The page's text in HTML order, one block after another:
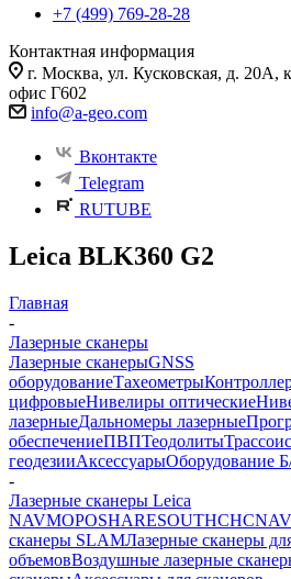
+7 (499) 769-28-28
Контактная информация
г. Москва, ул. Кусковская, д. 20А,
офис Г602
info@a-geo.com
Вконтакте
Telegram
RUTUBE
Leica BLK360 G2
Главная
-
Лазерные сканеры
Лазерные сканерыGNSS
оборудованиеТахеометры
цифровыеНивелиры оптические
лазерныеДальномеры лазерные
обеспечениеПВПТеодолиты
геодезииАксессуарыОборудование
-
Лазерные сканеры Leica
NAVMOPOSHARESOUTHCHCNAV
сканеры SLAMЛазерные сканеры
объемовВоздушные лазерные